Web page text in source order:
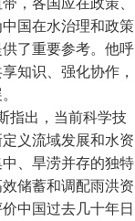
，各国应在政策、
国在水治理和政策
了重要参考。他呼
知识、强化协作，
指出，当前科学技
义流域发展和水资
、旱涝并存的独特
储蓄和调配雨洪资
中国过去几十年日